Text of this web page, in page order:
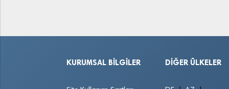
KURUMSAL BILGILER DIĞER ÜLKELER